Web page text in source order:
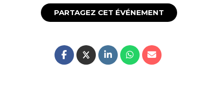
PARTAGEZ CET ÉVÉNEMENT